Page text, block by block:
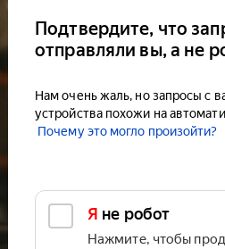
Подтвердите, что
отправляли вы, а не
Нам очень жаль, но запросы с
устройства похожи на
Почему это могло произойти?
Я не робот
Нажмите, чтобы